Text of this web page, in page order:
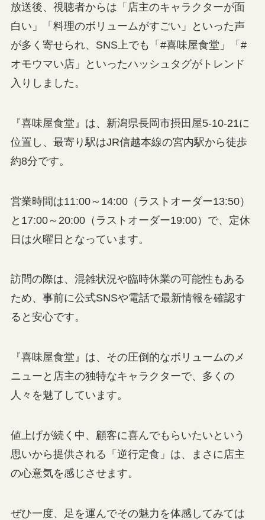
放送後、視聴者からは「店主のキャラクターが面
白い」「料理のボリュームがすごい」といった声
が多く寄せられ、SNS上でも「#喜味屋食堂」「#
オモウマい店」といったハッシュタグがトレンド
入りしました。
『喜味屋食堂』は、新潟県長岡市摂田屋5-10-21に
位置し、最寄り駅はJR信越本線の宮内駅から徒歩
約8分です。
営業時間は11:00～14:00（ラストオーダー13:50）
と17:00～20:00（ラストオーダー19:00）で、定休
日は火曜日となっています。
訪問の際は、混雑状況や臨時休業の可能性もある
ため、事前に公式SNSや電話で最新情報を確認す
ると安心です。
『喜味屋食堂』は、その圧倒的なボリュームのメ
ニューと店主の独特なキャラクターで、多くの
人々を魅了しています。
値上げが続く中、顧客に喜んでもらいたいという
思いから提供される「逆行定食」は、まさに店主
の心意気を感じさせます。
ぜひ一度、足を運んでその魅力を体感してみては